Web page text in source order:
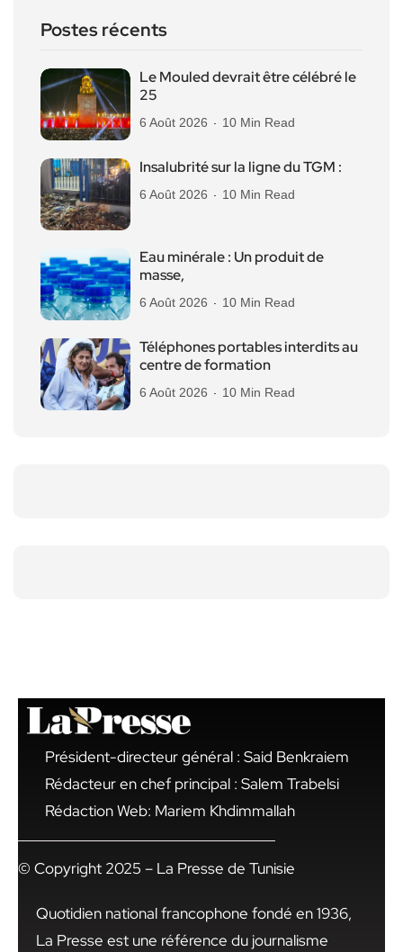
Postes récents
Le Mouled devrait être célébré le
25
6 Août 2026 10 Min Read
Insalubrité sur la ligne du TGM :
6 Août 2026 10 Min Read
Eau minérale : Un produit de
masse,
6 Août 2026 10 Min Read
Téléphones portables interdits au
centre de formation
6 Août 2026 10 Min Read
Président-directeur général : Said Benkraiem
Rédacteur en chef principal : Salem Trabelsi
Rédaction Web: Mariem Khdimmallah
© Copyright 2025 – La Presse de Tunisie
Quotidien national francophone fondé en 1936,
La Presse est une référence du journalisme